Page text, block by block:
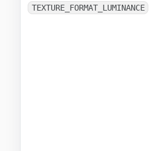
TEXTURE_FORMAT_LUMINANCE